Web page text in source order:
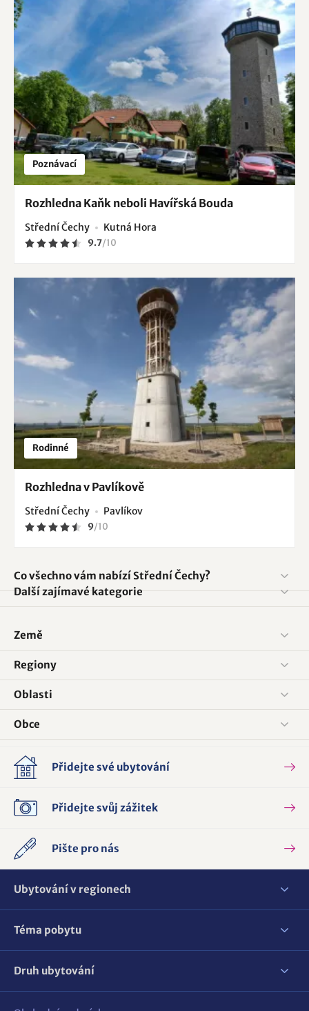
Poznávací
Rozhledna Kaňk neboli Havířská Bouda
Střední Čechy Kutná Hora
9.7/10
Rodinné
Rozhledna v Pavlíkově
Střední Čechy Pavlíkov
9/10
Co všechno vám nabízí Střední Čechy?
Další zajímavé kategorie
Země
Regiony
Oblasti
Obce
Přidejte své ubytování
Přidejte svůj zážitek
Pište pro nás
Ubytování v regionech
Téma pobytu
Druh ubytování